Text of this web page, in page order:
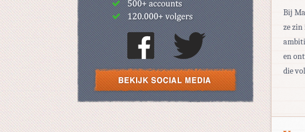
Bij
ze
en
die